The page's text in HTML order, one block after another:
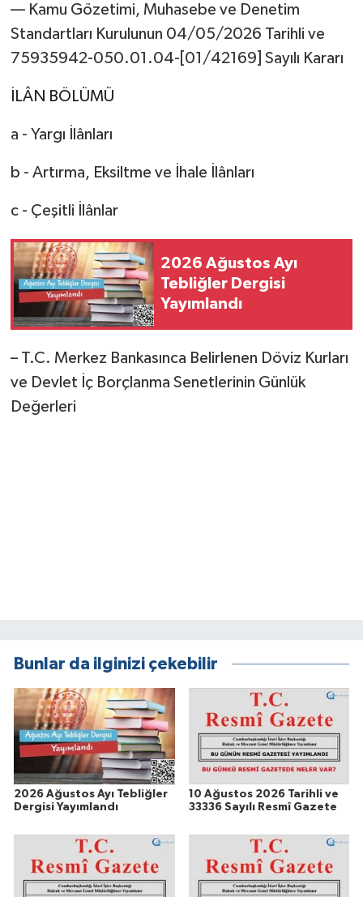
–– Kamu Gözetimi, Muhasebe ve Denetim
Standartları Kurulunun 04/05/2026 Tarihli ve
75935942-050.01.04-[01/42169] Sayılı Kararı
İLÂN BÖLÜMÜ
a - Yargı İlânları
b - Artırma, Eksiltme ve İhale İlânları
c - Çeşitli İlânlar
2026 Ağustos Ayı
Tebliğler Dergisi
Yayımlandı
– T.C. Merkez Bankasınca Belirlenen Döviz Kurları
ve Devlet İç Borçlanma Senetlerinin Günlük
Değerleri
Bunlar da ilginizi çekebilir
2026 Ağustos Ayı Tebliğler
Dergisi Yayımlandı
10 Ağustos 2026 Tarihli ve
33336 Sayılı Resmî Gazete